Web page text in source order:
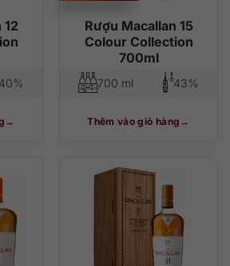
12
Rượu Macallan 15
Colour Collection
700ml
700 ml 43%
Thêm vào giỏ hàng